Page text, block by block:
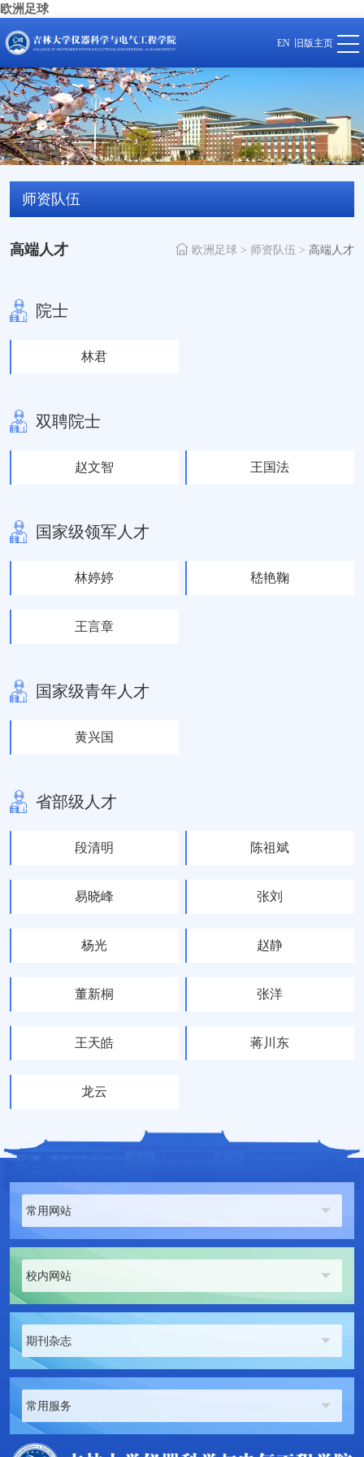
欧洲足球
EN 旧版主页
师资队伍
高端人才 欧洲足球 > 师资队伍 > 高端人才
院士
林君
双聘院士
赵文智 王国法
国家级领军人才
林婷婷 嵇艳鞠
王言章
国家级青年人才
黄兴国
省部级人才
段清明 陈祖斌
易晓峰 张刘
杨光 赵静
董新桐 张洋
王天皓 蒋川东
龙云
常用网站
校内网站
期刊杂志
常用服务